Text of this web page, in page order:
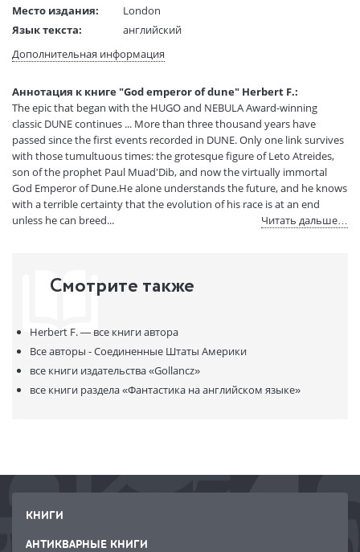
Место издания:
London
Язык текста:
английский
Тип обложки:
Мягкая игрушка
Вес:
305 гр.
Страниц:
421
Код товара:
50039079
Артикул:
15248088
ISBN:
9781473233805
В продаже с:
06.05.2021
Дополнительная информация
Аннотация к книге "God emperor of dune" Herbert F.:
The epic that began with the HUGO and NEBULA Award-winning
classic DUNE continues ... More than three thousand years have
passed since the first events recorded in DUNE. Only one link survives
with those tumultuous times: the grotesque figure of Leto Atreides,
son of the prophet Paul Muad'Dib, and now the virtually immortal
God Emperor of Dune.He alone understands the future, and he knows
with a terrible certainty that the evolution of his race is at an end
unless he can breed...
Читать дальше…
Смотрите также
Herbert F. — все книги автора
Все авторы - Соединенные Штаты Америки
все книги издательства«Gollancz»
все книги раздела«Фантастика на английском языке»
КНИГИ
АНТИКВАРНЫЕ КНИГИ